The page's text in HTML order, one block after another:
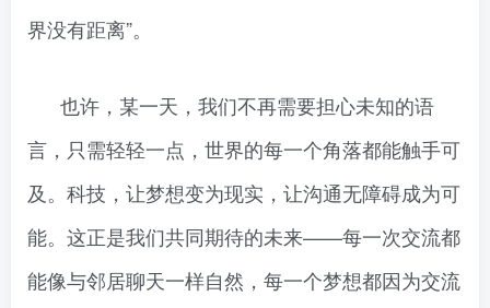
界没有距离”。
也许，某一天，我们不再需要担心未知的语
言，只需轻轻一点，世界的每一个角落都能触手可
及。科技，让梦想变为现实，让沟通无障碍成为可
能。这正是我们共同期待的未来——每一次交流都
能像与邻居聊天一样自然，每一个梦想都因为交流